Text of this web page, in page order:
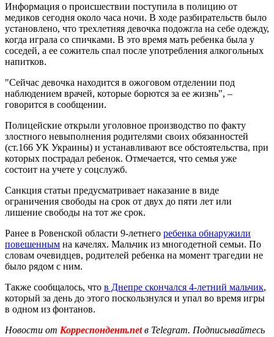
Информация о происшествии поступила в полицию от
медиков сегодня около часа ночи. В ходе разбирательств было
установлено, что трехлетняя девочка подожгла на себе одежду,
когда играла со спичками. В это время мать ребенка была у
соседей, а ее сожитель спал после употребления алкогольных
напитков.
"Сейчас девочка находится в ожоговом отделении под
наблюдением врачей, которые борются за ее жизнь", –
говорится в сообщении.
Полицейские открыли уголовное производство по факту
злостного невыполнения родителями своих обязанностей
(ст.166 УК Украины) и устанавливают все обстоятельства, при
которых пострадал ребенок. Отмечается, что семья уже
состоит на учете у соцслужб.
Санкция статьи предусматривает наказание в виде
ограничения свободы на срок от двух до пяти лет или
лишение свободы на тот же срок.
Ранее в Ровенской области 9-летнего ребенка обнаружили
повешенным на качелях. Мальчик из многодетной семьи. По
словам очевидцев, родителей ребенка на момент трагедии не
было рядом с ним.
Также сообщалось, что в Днепре скончался 4-летний мальчик,
который за день до этого поскользнулся и упал во время игры
в одном из фонтанов.
Новости от Корреспондент.netв Telegram. Подписывайтесь